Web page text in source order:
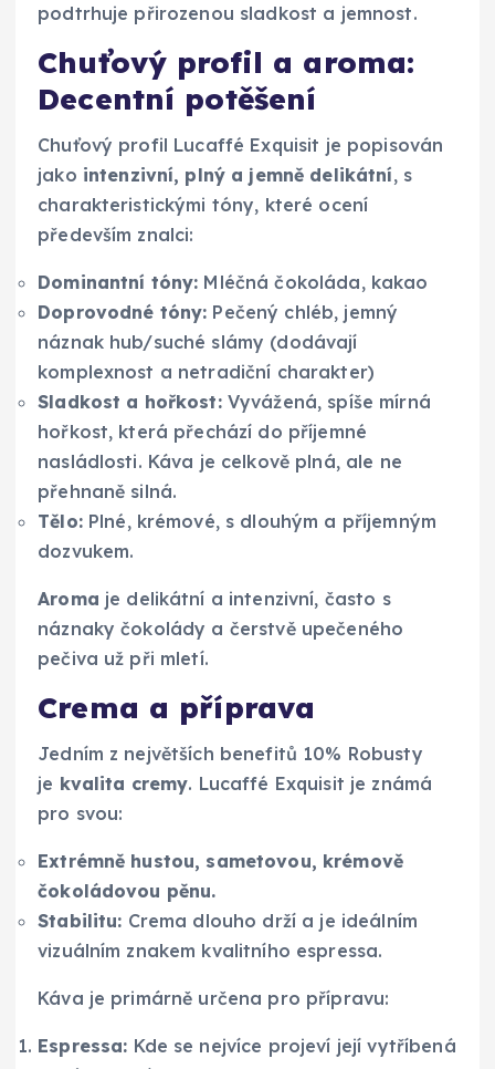
podtrhuje přirozenou sladkost a jemnost.
Chuťový profil a aroma:
Decentní potěšení
Chuťový profil Lucaffé Exquisit je popisován
jako intenzivní, plný a jemně delikátní, s
charakteristickými tóny, které ocení
především znalci:
Dominantní tóny: Mléčná čokoláda, kakao
Doprovodné tóny: Pečený chléb, jemný
náznak hub/suché slámy (dodávají
komplexnost a netradiční charakter)
Sladkost a hořkost:Vyvážená, spíše mírná
hořkost, která přechází do příjemné
nasládlosti. Káva je celkově plná, ale ne
přehnaně silná.
Tělo:Plné, krémové, s dlouhým a příjemným
dozvukem.
Aroma je delikátní a intenzivní, často s
náznaky čokolády a čerstvě upečeného
pečiva už při mletí.
Crema a příprava
Jedním z největších benefitů 10% Robusty
je kvalita cremy. Lucaffé Exquisit je známá
pro svou:
Extrémně hustou, sametovou, krémově
čokoládovou pěnu.
Stabilitu: Crema dlouho drží a je ideálním
vizuálním znakem kvalitního espressa.
Káva je primárně určena pro přípravu:
Espressa: Kde se nejvíce projeví její vytříbená